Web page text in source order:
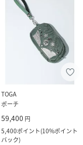
TOGA
ポーチ
59,400 円
5,400ポイント(10%ポイント
バック)